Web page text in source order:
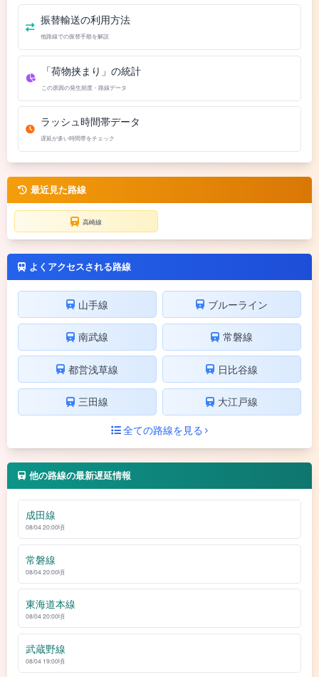
振替輸送の利用方法
他路線での振替手順を解説
「荷物挟まり」の統計
この原因の発生頻度・路線データ
ラッシュ時間帯データ
遅延が多い時間帯をチェック
最近見た路線
高崎線
よくアクセスされる路線
山手線 ブルーライン
南武線 常磐線
都営浅草線 日比谷線
三田線
大江戸線
全ての路線を見る
他の路線の最新遅延情報
成田線
08/04 20:00頃
常磐線
08/04 20:00頃
東海道本線
08/04 20:00頃
武蔵野線
08/04 19:00頃